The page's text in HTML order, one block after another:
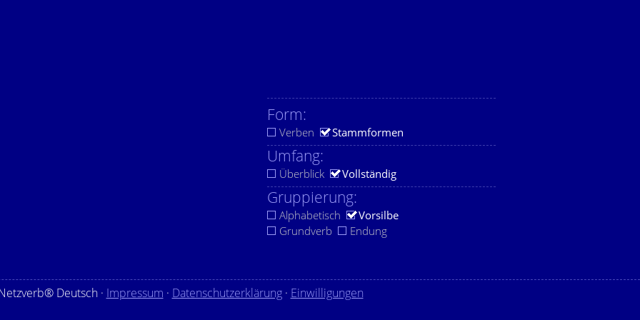
Form:
Verben Stammformen
Umfang:
Überblick Vollständig
Gruppierung:
Alphabetisch
Vorsilbe
Grundverb
Endung
Deutsch · Impressum · Datenschutzerklärung· Einwilligungen